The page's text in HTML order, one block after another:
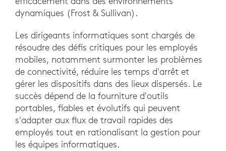
dynamiques (Frost & Sullivan).
Les dirigeants informatiques sont chargés de
résoudre des défis critiques pour les employés
mobiles, notamment surmonter les problèmes
de connectivité, réduire les temps d'arrêt et
gérer les dispositifs dans des lieux dispersés. Le
succès dépend de la fourniture d'outils
portables, fiables et évolutifs qui peuvent
s'adapter aux flux de travail rapides des
employés tout en rationalisant la gestion pour
les équipes informatiques.